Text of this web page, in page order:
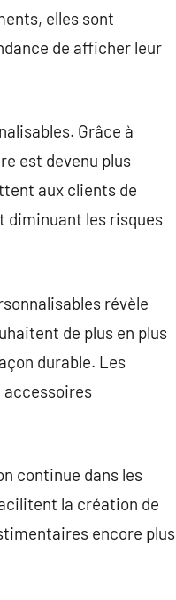
elles sont
de afficher leur
Grâce à
est devenu plus
aux clients de
diminuant les risques
révèle
de plus en plus
durable. Les
accessoires
continue dans les
la création de
encore plus